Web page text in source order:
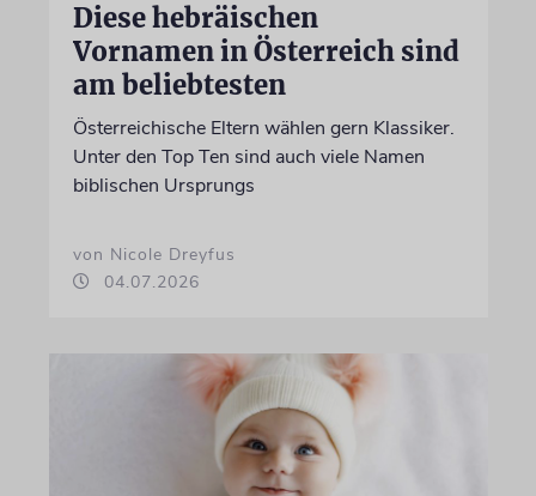
Diese hebräischen
Vornamen in Österreich sind
am beliebtesten
Österreichische Eltern wählen gern Klassiker.
Unter den Top Ten sind auch viele Namen
biblischen Ursprungs
von Nicole Dreyfus
04.07.2026